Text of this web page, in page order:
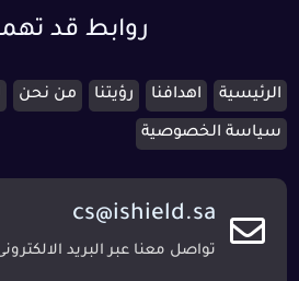
روابط قد
الرئيسية اهدافنا رؤيتنا من نحن
سياسة الخصوصية
cs@ishield.sa
تواصل معنا عبر البريد